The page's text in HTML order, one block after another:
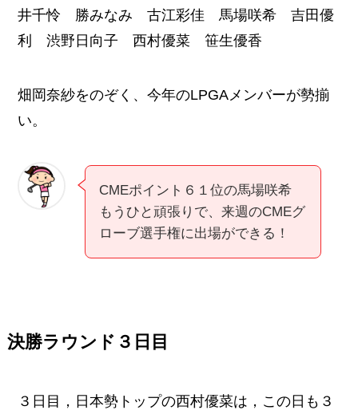
井千怜 勝みなみ 古江彩佳 馬場咲希 吉田優
利 渋野日向子 西村優菜 笹生優香
畑岡奈紗をのぞく、今年のLPGAメンバーが勢揃
い。
CMEポイント６１位の馬場咲希
もうひと頑張りで、来週のCMEグ
ローブ選手権に出場ができる！
決勝ラウンド３日目
３日目，日本勢トップの西村優菜は，この日も３